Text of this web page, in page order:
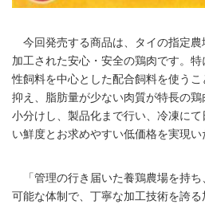
今回発売する商品は、タイの指定農
加工された安心・安全の鶏肉です。
性飼料を中心とした配合飼料を使う
抑え、脂肪量が少ない肉質が特長の
小分けし、製品化まで行い、冷凍に
い鮮度とお求めやすい低価格を実現い
「管理の行き届いた養鶏農場を持ち
可能な体制で、丁寧な加工技術を誇